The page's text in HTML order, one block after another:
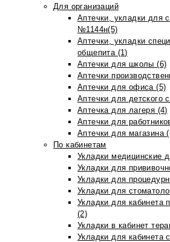
Для организаций
Аптечки, укладки для
№1144н(5)
Аптечки, укладки
общепита (1)
Аптечки для школы (6)
Аптечки
Аптечки для офиса (5)
Аптечки для детского
Аптечка для лагеря (4)
Аптечки для
Аптечки для магазина
По кабинетам
Укладки медицинские
Укладки для
Укладки для
Укладки для
Укладки для кабинета
(2)
Укладки в кабинет
Укладки для кабинета